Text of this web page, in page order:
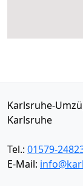
Karlsruhe-
Karlsruhe
Tel.: 01579-
E-Mail: